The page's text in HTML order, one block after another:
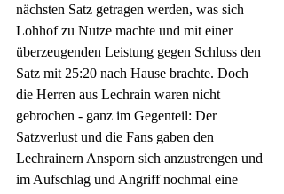
nächsten Satz getragen werden, was sich
Lohhof zu Nutze machte und mit einer
überzeugenden Leistung gegen Schluss den
Satz mit 25:20 nach Hause brachte. Doch
die Herren aus Lechrain waren nicht
gebrochen - ganz im Gegenteil: Der
Satzverlust und die Fans gaben den
Lechrainern Ansporn sich anzustrengen und
im Aufschlag und Angriff nochmal eine